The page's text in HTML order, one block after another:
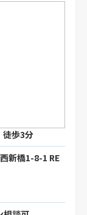
徒歩3分
新橋1-8-1 RE